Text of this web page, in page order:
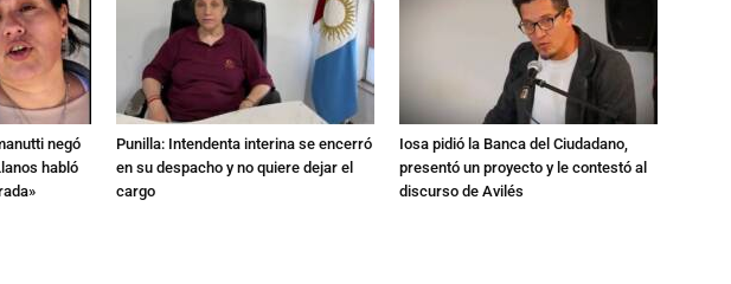
negó
habló
Punilla: Intendenta interina se encerró
en su despacho y no quiere dejar el
cargo
Iosa pidió la Banca del Ciudadano,
presentó un proyecto y le contestó al
discurso de Avilés